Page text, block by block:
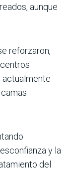
aunque
reforzaron,
actualmente
y la
del